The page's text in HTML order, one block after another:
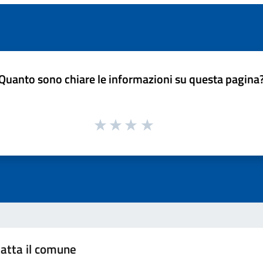
sono chiare le informazioni su questa
il comune